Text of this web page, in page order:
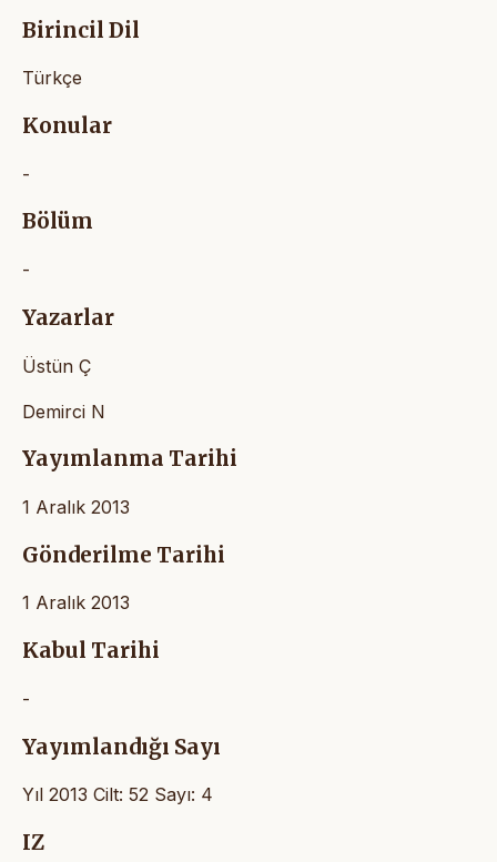
Birincil Dil
Türkçe
Konular
-
Bölüm
-
Yazarlar
Üstün Ç
Demirci N
Yayımlanma Tarihi
1 Aralık 2013
Gönderilme Tarihi
1 Aralık 2013
Kabul Tarihi
-
Yayımlandığı Sayı
Yıl 2013 Cilt: 52 Sayı: 4
IZ